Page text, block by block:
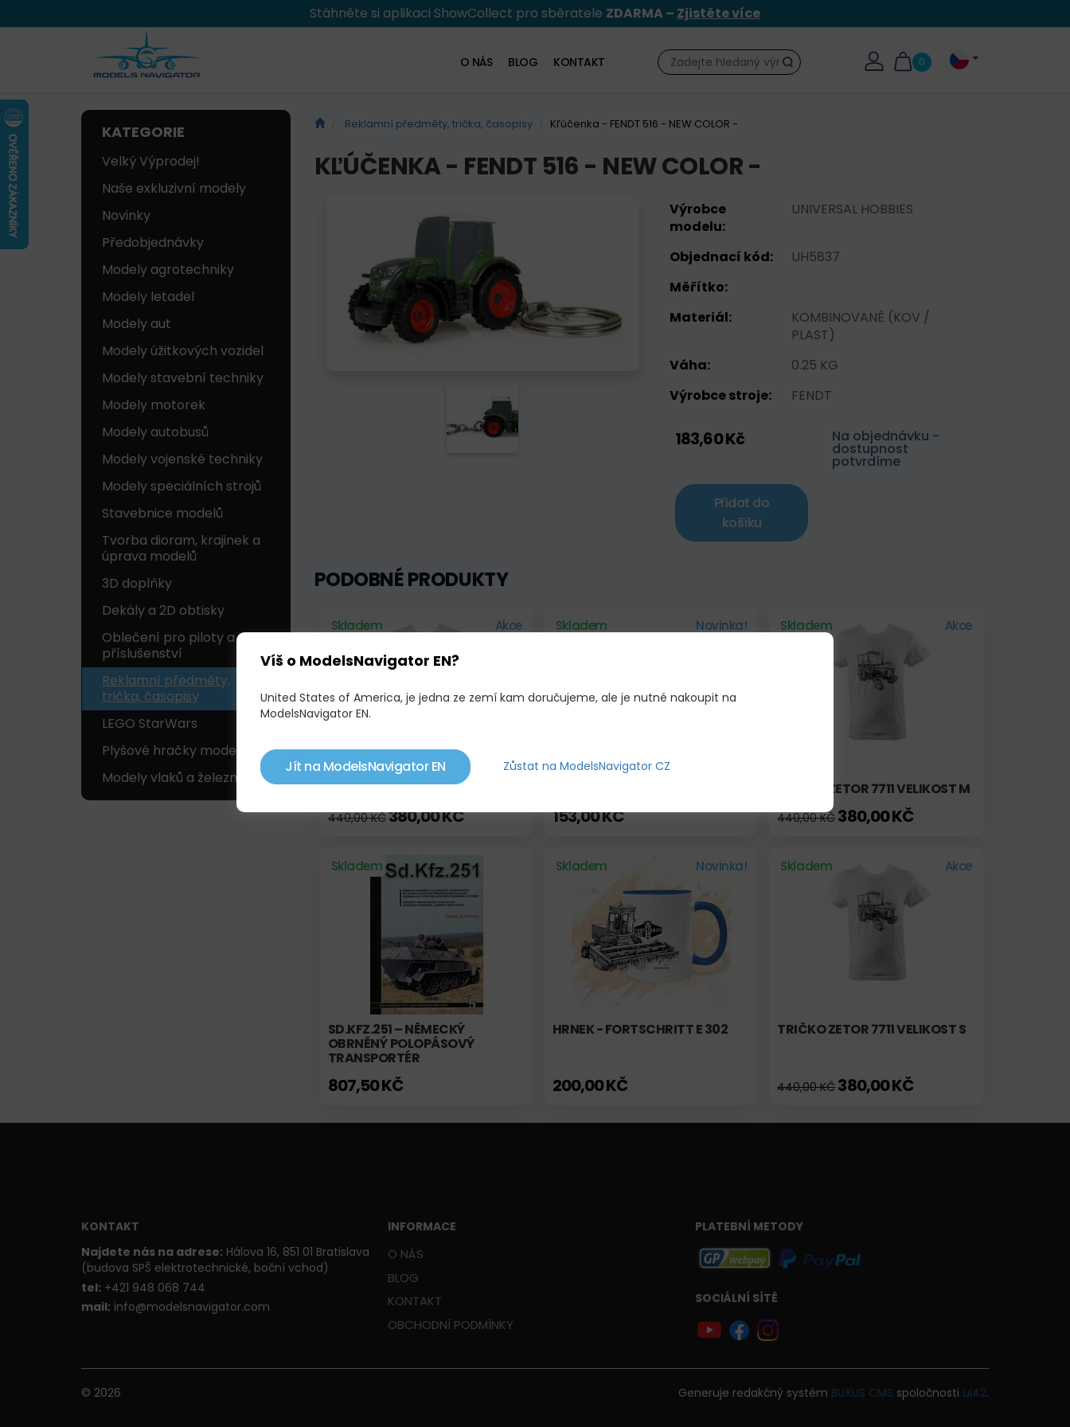
Stáhněte si aplikaci ShowCollect pro sběratele ZDARMA – Zjistěte více
0
Hledat
O NÁS BLOG KONTAKT
KATEGORIE
Velký Výprodej!
Naše exkluzivní modely
Novinky
Předobjednávky
Modely agrotechniky
Modely letadel
Modely aut
Modely úžitkových vozidel
Modely stavební techniky
Modely motorek
Modely autobusů
Modely vojenské techniky
Modely speciálních strojů
Stavebnice modelů
Tvorba dioram, krajinek a
úprava modelů
3D doplňky
Dekály a 2D obtisky
Oblečení pro piloty a
příslušenství
Reklamní předměty,
trička, časopisy
LEGO StarWars
Plyšové hračky modelů
Modely vlaků a železnic
Reklamní předměty, trička, časopisy Kľúčenka - FENDT 516 - NEW COLOR -
KĽÚČENKA - FENDT 516 - NEW COLOR -
Výrobce
modelu:
UNIVERSAL HOBBIES
Objednací kód:
UH5837
Měřítko:
Materiál:
KOMBINOVANĚ (KOV /
PLAST)
Váha:
0.25 KG
Výrobce stroje:
FENDT
183,60 Kč Na objednávku -
dostupnost
potvrdíme
Přidat do
košíku
PODOBNÉ PRODUKTY
Skladem Akce
TRIČKO ZETOR 7711 VELIKOST L
440,00 KČ380,00 KČ
Skladem Novinka!
153,00 KČ
Skladem Akce
TRIČKO ZETOR 7711 VELIKOST M
440,00 KČ380,00 KČ
Skladem
SD.KFZ.251 – NĚMECKÝ
OBRNĚNÝ POLOPÁSOVÝ
TRANSPORTÉR
807,50 KČ
Skladem Novinka!
HRNEK - FORTSCHRITT E 302
200,00 KČ
Skladem Akce
TRIČKO ZETOR 7711 VELIKOST S
440,00 KČ380,00 KČ
KONTAKT
Najdete nás na adrese: Hálova 16, 851 01 Bratislava
(budova SPŠ elektrotechnické, boční vchod)
tel: +421 948 068 744
mail: info@modelsnavigator.com
INFORMACE
O NÁS
BLOG
KONTAKT
OBCHODNÍ PODMÍNKY
PLATEBNÍ METODY
SOCIÁLNÍ SÍTĚ
© 2026 Generuje redakčný systém BUXUS CMS spoločnosti ui42.
Víš o ModelsNavigator EN?
United States of America, je jedna ze zemí kam doručujeme, ale je nutné nakoupit na
ModelsNavigator EN.
Jít na ModelsNavigator EN Zůstat na ModelsNavigator CZ